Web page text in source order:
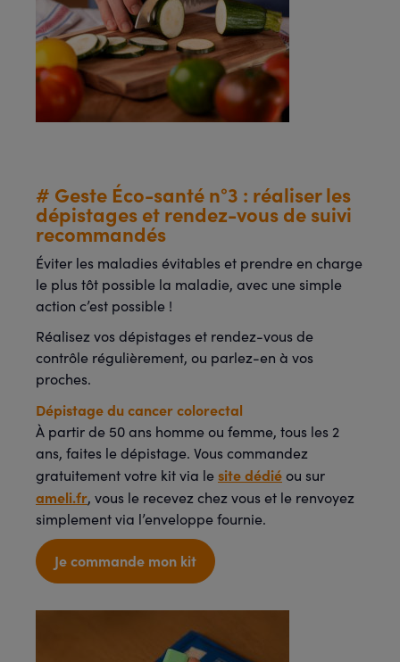
# Geste Éco-santé n°3 : réaliser les
dépistages et rendez-vous de suivi
recommandés
Éviter les maladies évitables et prendre en charge
le plus tôt possible la maladie, avec une simple
action c’est possible !
Réalisez vos dépistages et rendez-vous de
contrôle régulièrement, ou parlez-en à vos
proches.
Dépistage du cancer colorectal
À partir de 50 ans homme ou femme, tous les 2
ans, faites le dépistage. Vous commandez
gratuitement votre kit via lesite dédiéou sur
ameli.fr, vous le recevez chez vous et le renvoyez
simplement via l’enveloppe fournie.
Je commande mon kit